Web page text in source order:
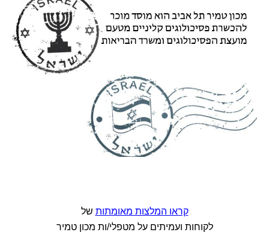
קראו המלצות מאומתות של
לקוחות ועמיתים על מטפלי/ות מכון טמיר